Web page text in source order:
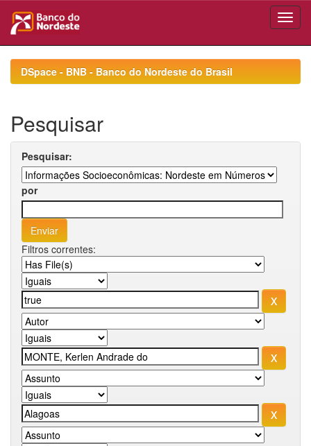
navigationDSpace - BNB - Banco do Nordeste do Brasil
Pesquisar
Pesquisar:
por
Filtros correntes: